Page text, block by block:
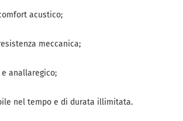
acustico;
meccanica;
anallaregico;
nel tempo e di durata illimitata.